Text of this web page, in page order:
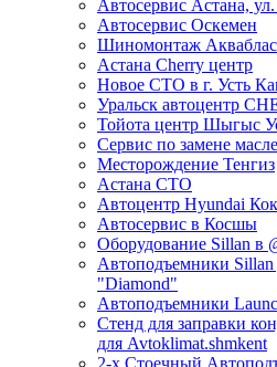
Автосервис Астана,
Автосервис Оскемен
Шиномонтаж
Астана Cherry центр
Новое СТО в г. Усть
Уральск автоцентр
Тойота центр Шыгыс
Сервис по замене
Месторождение Тенгиз
Астана СТО
Автоцентр Hyundai
Автосервис в Косшы
Оборудование Sillan в
Автоподъемники Sillan
"Diamond"
Автоподъемники
Стенд для заправки
для Avtoklimat.shmkent
2-х Стоечный